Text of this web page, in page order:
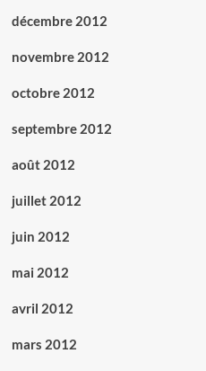
décembre 2012
novembre 2012
octobre 2012
septembre 2012
août 2012
juillet 2012
juin 2012
mai 2012
avril 2012
mars 2012